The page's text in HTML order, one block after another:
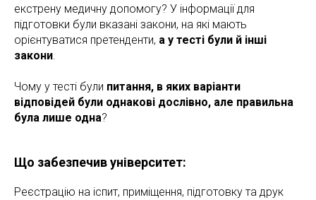
екстрену медичну допомогу? У інформації для
підготовки були вказані закони, на які мають
орієнтуватися претенденти, а у тесті були й інші
закони.
Чому у тесті були питання, в яких варіанти
відповідей були однакові дослівно, але правильна
була лише одна?
Що забезпечив університет:
Реєстрацію на іспит, приміщення, підготовку та друк